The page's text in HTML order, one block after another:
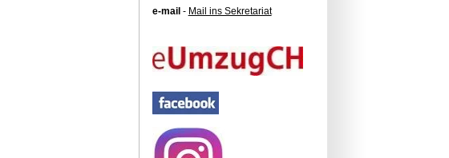
e-mail - Mail ins Sekretariat